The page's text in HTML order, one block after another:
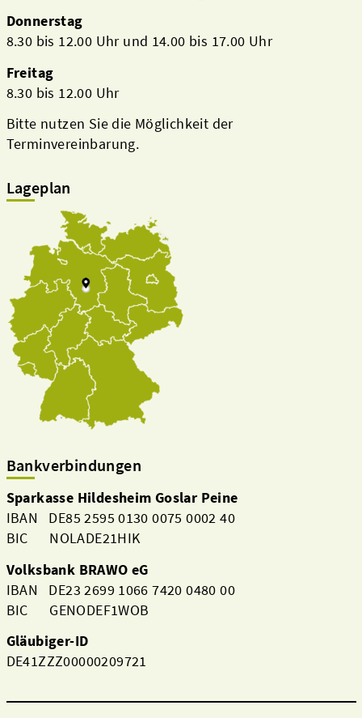
Donnerstag
8.30 bis 12.00 Uhr und 14.00 bis 17.00 Uhr
Freitag
8.30 bis 12.00 Uhr
Bitte nutzen Sie die Möglichkeit der
Terminvereinbarung.
Lageplan
Bankverbindungen
Sparkasse Hildesheim Goslar Peine
IBAN DE85 2595 0130 0075 0002 40
BIC NOLADE21HIK
Volksbank BRAWO eG
IBAN DE23 2699 1066 7420 0480 00
BIC GENODEF1WOB
Gläubiger-ID
DE41ZZZ00000209721